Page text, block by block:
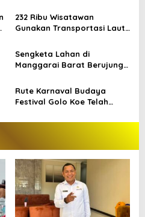
Laut Jadi Puncak Acara
232 Ribu Wisatawan
Gunakan Transportasi Laut
Keselamatan Jadi Prioritas
Sengketa Lahan di
Manggarai Barat Berujung
Pondok Dibakar
Rute Karnaval Budaya
Festival Golo Koe Telah